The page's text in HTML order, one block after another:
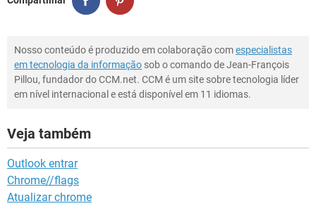
Nosso conteúdo é produzido em colaboração comespecialistas
em tecnologia da informação sob o comando de Jean-François
Pillou, fundador do CCM.net. CCM é um site sobre tecnologia líder
em nível internacional e está disponível em 11 idiomas.
Veja também
Outlook entrar
Chrome//flags
Atualizar chrome